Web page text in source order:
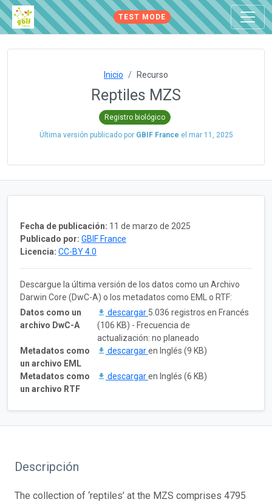
TEST MODE
Inicio Recurso
Reptiles MZS
Registro biológico
Última versión publicado por GBIF France el mar 11, 2025
Fecha de publicación: 11 de marzo de 2025
Publicado por: GBIF France
Licencia: CC-BY 4.0
Descargue la última versión de los datos como un Archivo
Darwin Core (DwC-A) o los metadatos como EML o RTF:
Datos como un
archivo DwC-A
descargar 5.036 registros en Francés
(106 KB) - Frecuencia de
actualización: no planeado
Metadatos como
un archivo EML
descargaren Inglés (9 KB)
Metadatos como
un archivo RTF
descargaren Inglés (6 KB)
Descripción
The collection of ‘reptiles’ at the MZS comprises 4795